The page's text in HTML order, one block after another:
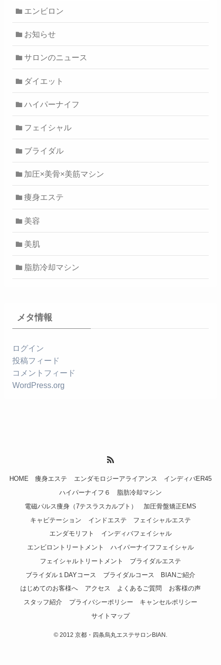
エンビロン
お知らせ
サロンのニュース
ダイエット
ハイパーナイフ
フェイシャル
ブライダル
加圧×美骨×美筋マシン
痩身エステ
美容
美肌
脂肪冷却マシン
メタ情報
ログイン
投稿フィード
コメントフィード
WordPress.org
HOME 痩身エステ エンダモロジーアライアンス
インディバER45
ハイパーナイフ６
脂肪冷却マシン
電磁パルス痩身（7テスラスカルプト）
加圧骨盤矯正EMS
キャビテーション
インドエステ
フェイシャルエステ
エンダモリフト
インディバフェイシャル
エンビロントリートメント
ハイパーナイフフェイシャル
フェイシャルトリートメント
ブライダルエステ
ブライダル１DAYコース
ブライダルコース
BIANご紹介
はじめてのお客様へ
アクセス よくあるご質問
お客様の声
スタッフ紹介
プライバシーポリシー
キャンセルポリシー
サイトマップ
© 2012 京都・四条烏丸エステサロンBIAN.